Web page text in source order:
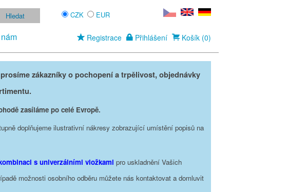
CZK EUR
Registrace Přihlášení Košík (0)
zákazníky o pochopení a trpělivost, objednávky
zasíláme po celé Evropě.
doplňujeme ilustrativní nákresy zobrazující umístění popisů na
s univerzálními vložkami pro uskladnění Vašich
možnosti osobního odběru můžete nás kontaktovat a domluvit